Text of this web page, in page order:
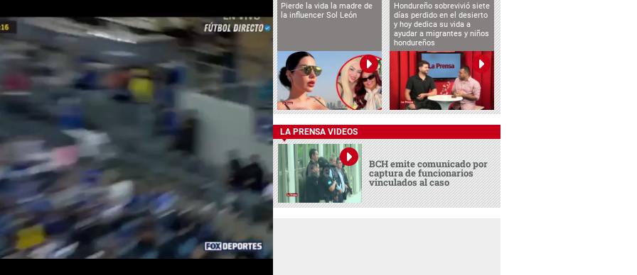
Pierde la vida la madre de
la influencer Sol León
Hondureño sobrevivió siete
días perdido en el desierto
y hoy dedica su vida a
ayudar a migrantes y niños
hondureños
LA PRENSA VIDEOS
BCH emite comunicado por
captura de funcionarios
vinculados al caso